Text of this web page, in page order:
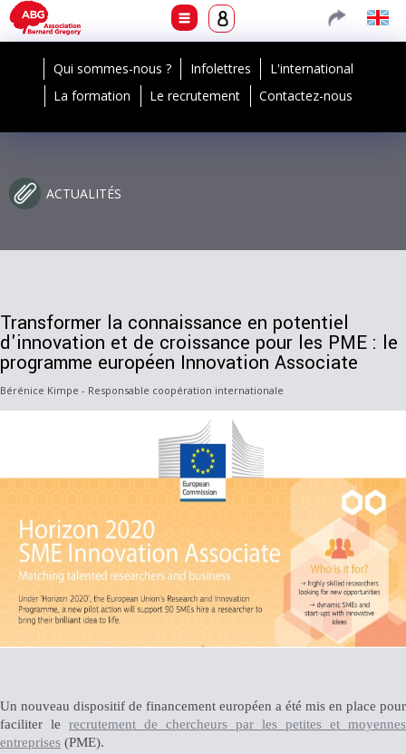
Qui sommes-nous ? Infolettres
L'international
La formation
Le recrutement Contactez-nous
ACTUALITÉS
Transformer la connaissance en potentiel
d'innovation et de croissance pour les PME : le
programme européen Innovation Associate
Bérénice Kimpe - Responsable coopération internationale
Un nouveau dispositif de financement européen a été mis en place pour
faciliter le recrutement de chercheurs par les petites et moyennes
entreprises (PME).